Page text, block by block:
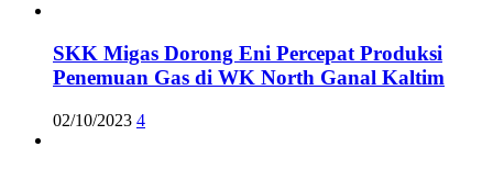
SKK Migas Dorong Eni Percepat Produksi
Penemuan Gas di WK North Ganal Kaltim
02/10/2023 4